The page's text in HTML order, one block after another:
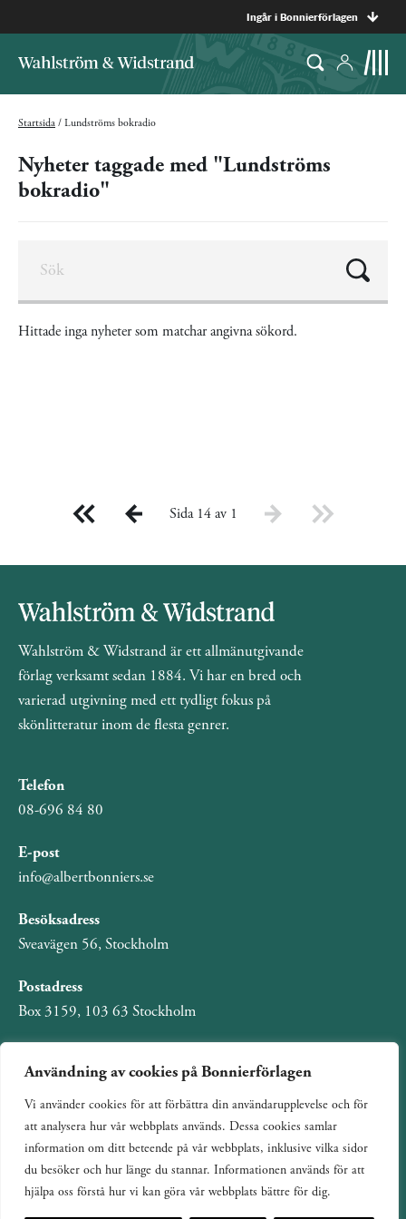
Användning av cookies på Bonnierförlagen
Vi använder cookies för att förbättra din användarupplevelse och för
att analysera hur vår webbplats används. Dessa cookies samlar
information om ditt beteende på vår webbplats, inklusive vilka sidor
du besöker och hur länge du stannar. Informationen används för att
hjälpa oss förstå hur vi kan göra vår webbplats bättre för dig.
Ingår i Bonnierförlagen
Startsida / Lundströms bokradio
Nyheter taggade med "Lundströms
bokradio"
Hittade inga nyheter som matchar angivna sökord.
Sida 14 av 1
Wahlström & Widstrand är ett allmänutgivande
förlag verksamt sedan 1884. Vi har en bred och
varierad utgivning med ett tydligt fokus på
skönlitteratur inom de flesta genrer.
Telefon
08-696 84 80
E-post
info@albertbonniers.se
Besöksadress
Sveavägen 56, Stockholm
Postadress
Box 3159, 103 63 Stockholm
Om Bonnierförlagen
Cookies
Integritetspolicy